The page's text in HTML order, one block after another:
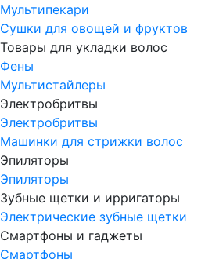
Мультипекари
Сушки для овощей и фруктов
Товары для укладки волос
Фены
Мультистайлеры
Электробритвы
Электробритвы
Машинки для стрижки волос
Эпиляторы
Эпиляторы
Зубные щетки и ирригаторы
Электрические зубные щетки
Смартфоны и гаджеты
Смартфоны